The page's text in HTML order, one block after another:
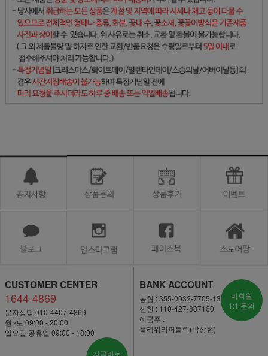
CUSTOMER CENTER
1644-4869
문자상담 010-4407-4869
월~토 09:00 - 20:00
일요일·공휴일 09:00 - 18:00
지금바로
BANK ACCOUNT
농협 : 355-0032-7705-13
신한 : 110-427-887160
예금주 :
플라워리퍼블릭(박상현)
비회원
1:1 문의